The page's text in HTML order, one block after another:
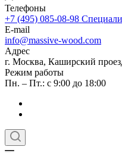
Телефоны
+7 (495) 085-08-98
E-mail
info@massive-wood.com
Адрес
г. Москва, Каширский
Режим работы
Пн. – Пт.: с 9:00 до 18:00